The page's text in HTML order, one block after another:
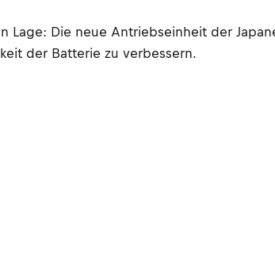
Die neue Antriebseinheit der
der Batterie zu verbessern.